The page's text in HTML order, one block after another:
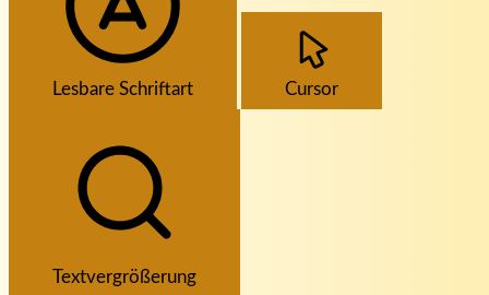
Lesbare Schriftart Cursor
Textvergrößerung